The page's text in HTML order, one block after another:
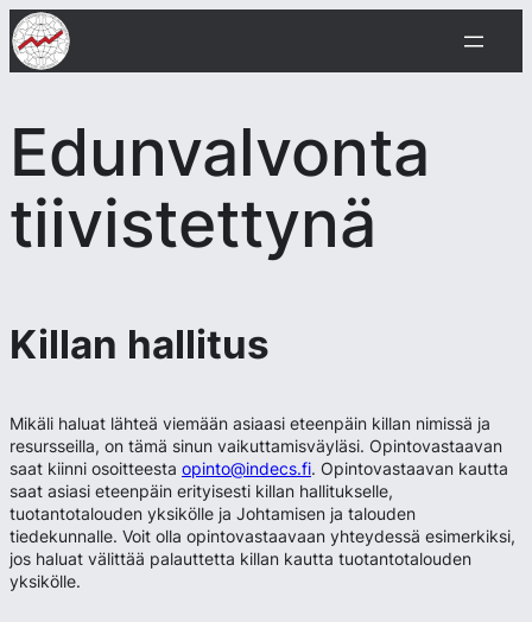
Siirry
sisältöön
Edunvalvonta
tiivistettynä
Killan hallitus
Mikäli haluat lähteä viemään asiaasi eteenpäin killan nimissä ja
resursseilla, on tämä sinun vaikuttamisväyläsi. Opintovastaavan
saat kiinni osoitteesta opinto@indecs.fi. Opintovastaavan kautta
saat asiasi eteenpäin erityisesti killan hallitukselle,
tuotantotalouden yksikölle ja Johtamisen ja talouden
tiedekunnalle. Voit olla opintovastaavaan yhteydessä esimerkiksi,
jos haluat välittää palauttetta killan kautta tuotantotalouden
yksikölle.